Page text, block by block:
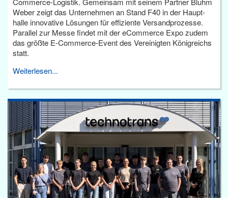
Weber zeigt das Unternehmen an Stand F40 in der Haupt­
halle innovative Lösungen für effiziente Versandprozesse.
Parallel zur Messe findet mit der eCommerce Expo zudem
das größte E-Commerce-Event des Vereinigten Königreichs
statt.
Weiterlesen...